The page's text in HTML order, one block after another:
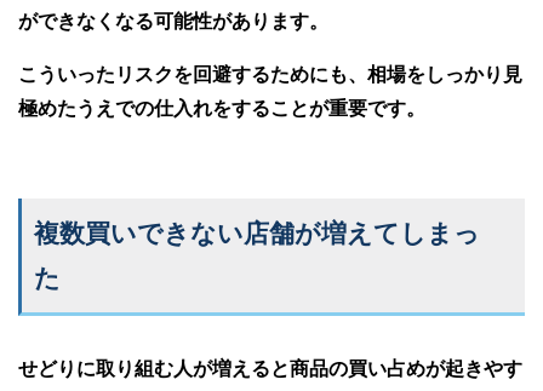
ができなくなる可能性があります。
こういったリスクを回避するためにも、相場をしっかり見
極めたうえでの仕入れをすることが重要です。
複数買いできない店舗が増えてしまっ
た
せどりに取り組む人が増えると商品の買い占めが起きやす